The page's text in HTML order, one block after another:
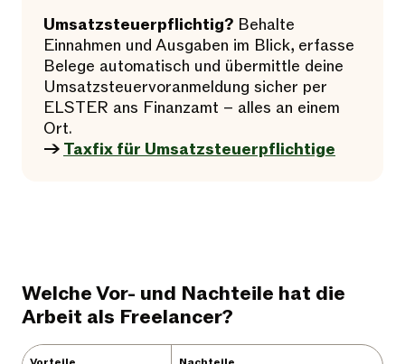
Umsatzsteuerpflichtig? Behalte
Einnahmen und Ausgaben im Blick, erfasse
Belege automatisch und übermittle deine
Umsatzsteuervoranmeldung sicher per
ELSTER ans Finanzamt – alles an einem
Ort.
→ Taxfix für Umsatzsteuerpflichtige
Welche Vor- und Nachteile hat die
Arbeit als Freelancer?